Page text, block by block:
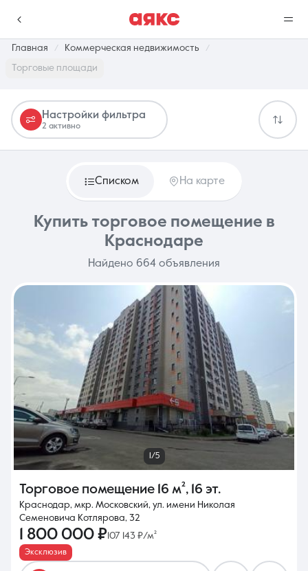
Избранное
0 объявлений 0 объявлений
Недвижимость Услуги
Контакты
8 (861) 297-00-00
Ежедневно с 08:30 до 20:00
Главная Коммерческая недвижимость
Торговые площади
Настройки фильтра
2 активно
Списком На карте
Купить торговое помещение в
Краснодаре
Найдено 664 объявления
1/5
Торговое помещение 16 м², 16 эт.
Краснодар, мкр. Московский, ул. имени Николая
Семеновича Котлярова, 32
1 800 000 ₽ 107 143 ₽/м²
Эксклюзив